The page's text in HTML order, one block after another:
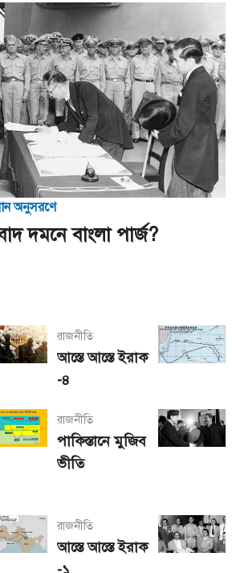
অনুসরণে
দমনে বাংলা পার্জ?
রাজনীতি
আস্তে আস্তে ইরাক
-৪
রাজনীতি
পাকিস্তানে মুজিব
ভীতি
রাজনীতি
আস্তে আস্তে ইরাক